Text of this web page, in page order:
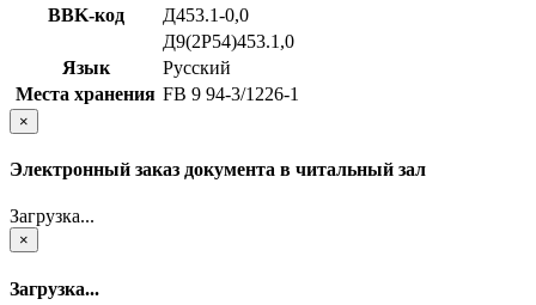
BBK-код
Д453.1-0,0
Д9(2Р54)453.1,0
Язык
Русский
Места хранения FB 9 94-3/1226-1
×
Электронный заказ документа в читальный зал
Загрузка...
×
Загрузка...